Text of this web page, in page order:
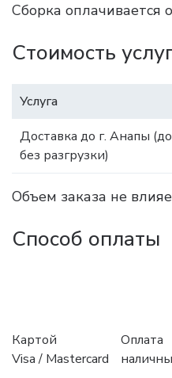
Сборка оплачивается
Стоимость
Услуга
Доставка до г. Анапы
без разгрузки)
Объем заказа не
Способ оплаты
Картой
Visa / Mastercard
Оплата